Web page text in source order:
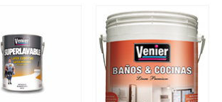
1,25kg
25 Kg
5 kg
5 kg